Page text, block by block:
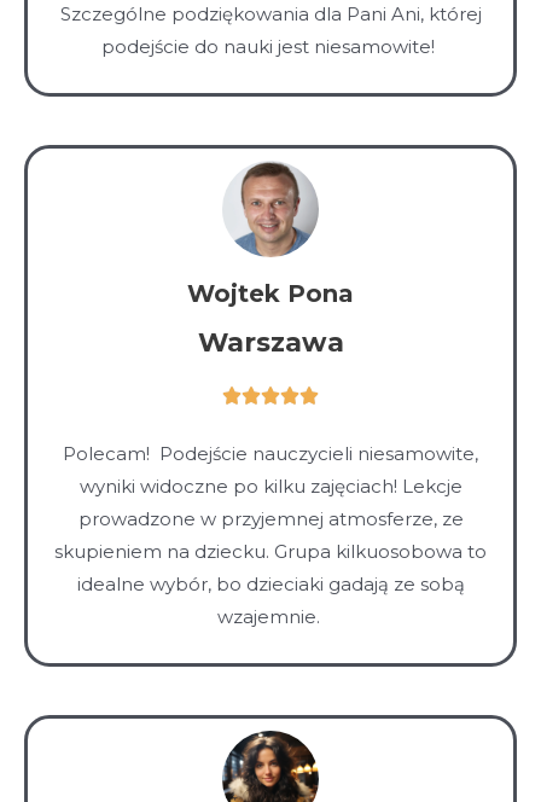
Szczególne podziękowania dla Pani Ani, której
podejście do nauki jest niesamowite!
Wojtek Pona
Warszawa
Ocena
z
5
Polecam! Podejście nauczycieli niesamowite,
wyniki widoczne po kilku zajęciach! Lekcje
prowadzone w przyjemnej atmosferze, ze
skupieniem na dziecku. Grupa kilkuosobowa to
idealne wybór, bo dzieciaki gadają ze sobą
wzajemnie.